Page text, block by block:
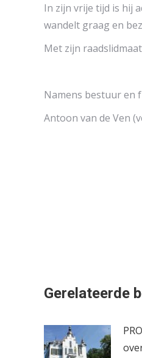
In zijn vrije tijd is hij
wandelt graag en
Met zijn
Namens bestuur en
Antoon van de Ven
Gerelateerde